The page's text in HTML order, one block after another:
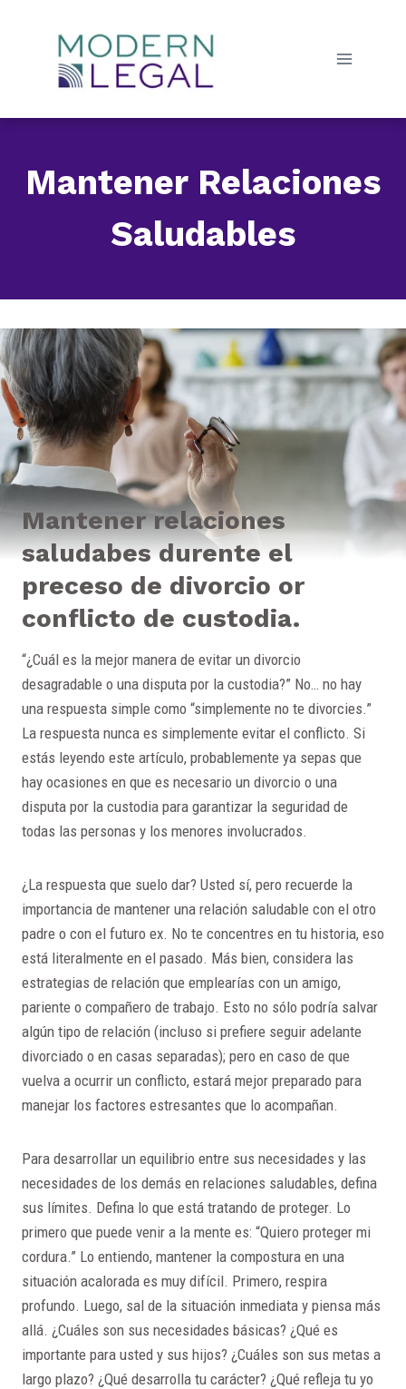
Mantener Relaciones
Saludables
Mantener relaciones
saludabes durente el
preceso de divorcio or
conflicto de custodia.
“¿Cuál es la mejor manera de evitar un divorcio
desagradable o una disputa por la custodia?” No… no hay
una respuesta simple como “simplemente no te divorcies.”
La respuesta nunca es simplemente evitar el conflicto. Si
estás leyendo este artículo, probablemente ya sepas que
hay ocasiones en que es necesario un divorcio o una
disputa por la custodia para garantizar la seguridad de
todas las personas y los menores involucrados.
¿La respuesta que suelo dar? Usted sí, pero recuerde la
importancia de mantener una relación saludable con el otro
padre o con el futuro ex. No te concentres en tu historia, eso
está literalmente en el pasado. Más bien, considera las
estrategias de relación que emplearías con un amigo,
pariente o compañero de trabajo. Esto no sólo podría salvar
algún tipo de relación (incluso si prefiere seguir adelante
divorciado o en casas separadas); pero en caso de que
vuelva a ocurrir un conflicto, estará mejor preparado para
manejar los factores estresantes que lo acompañan.
Para desarrollar un equilibrio entre sus necesidades y las
necesidades de los demás en relaciones saludables, defina
sus límites. Defina lo que está tratando de proteger. Lo
primero que puede venir a la mente es: “Quiero proteger mi
cordura.” Lo entiendo, mantener la compostura en una
situación acalorada es muy difícil. Primero, respira
profundo. Luego, sal de la situación inmediata y piensa más
allá. ¿Cuáles son sus necesidades básicas? ¿Qué es
importante para usted y sus hijos? ¿Cuáles son sus metas a
largo plazo? ¿Qué desarrolla tu carácter? ¿Qué refleja tu yo